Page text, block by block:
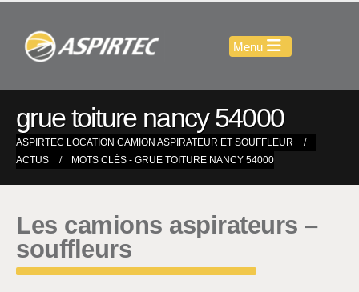
grue toiture nancy 54000
ASPIRTEC LOCATION CAMION ASPIRATEUR ET SOUFFLEUR
ACTUS
MOTS CLÉS - GRUE TOITURE NANCY 54000
Les camions aspirateurs –
souffleurs